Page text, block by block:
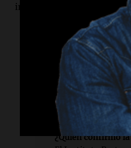
internacionales.
Lectura rápida
¿Qué virus fue
El virus Andes fue
Hondius.
¿Quién confirmó